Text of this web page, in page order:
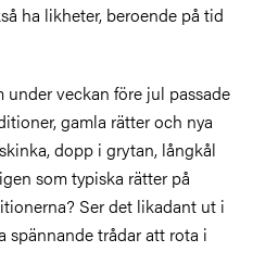
ha likheter, beroende på tid
under veckan före jul passade
gamla rätter och nya
dopp i grytan, långkål
som typiska rätter på
Ser det likadant ut i
spännande trådar att rota i